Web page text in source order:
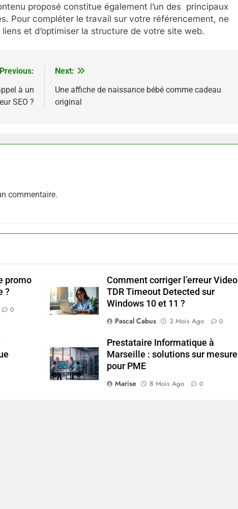
proposé constitue également l’un des principaux
Pour compléter le travail sur votre référencement, ne
et d’optimiser la structure de votre site web.
Previous:
à un
SEO ?
Next:
Une affiche de naissance bébé comme cadeau
original
commentaire.
promo
?
0
Comment corriger l’erreur Video
TDR Timeout Detected sur
Windows 10 et 11 ?
Pascal Cabus
3 Mois Ago 0
Prestataire Informatique à
Marseille : solutions sur mesure
pour PME
Marise
8 Mois Ago 0